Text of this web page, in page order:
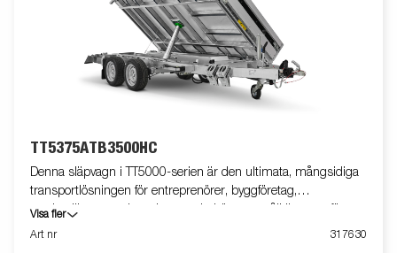
TT5375ATB3500HC
Denna släpvagn i TT5000-serien är den ultimata, mångsidiga
transportlösningen för entreprenörer, byggföretag,
markanläggare och andra som behöver en pålitlig vagn för
krävande uppdrag. Serien är byggd för kapacitet, hållbarhet och
Visa fler
Art nr
317630